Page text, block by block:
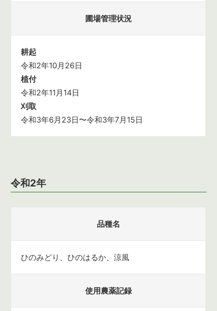
圃場管理状況
耕起
令和2年10月26日
植付
令和2年11月14日
刈取
令和3年6月23日〜令和3年7月15日
令和2年
品種名
ひのみどり、ひのはるか、涼風
使用農薬記録